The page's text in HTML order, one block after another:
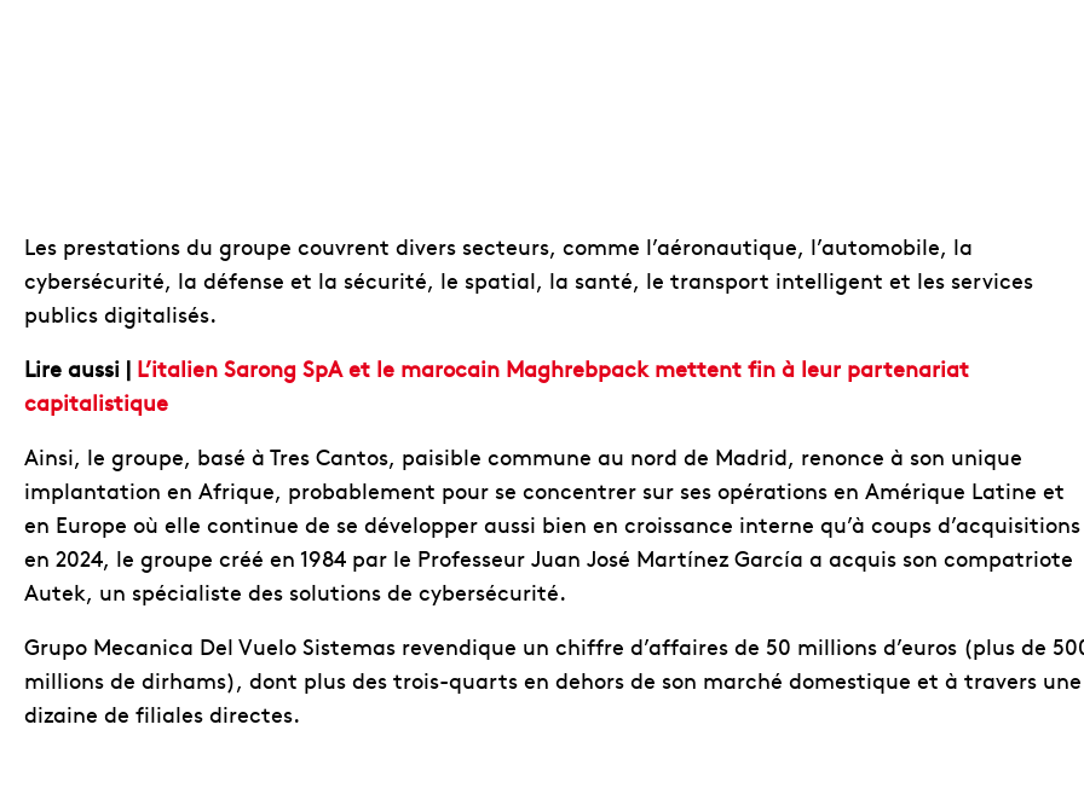
Les prestations du groupe couvrent divers secteurs, comme l’aéronautique, l’automobile, la
cybersécurité, la défense et la sécurité, le spatial, la santé, le transport intelligent et les services
publics digitalisés.
Lire aussi | L’italien Sarong SpA et le marocain Maghrebpack mettent fin à leur partenariat
capitalistique
Ainsi, le groupe, basé à Tres Cantos, paisible commune au nord de Madrid, renonce à son unique
implantation en Afrique, probablement pour se concentrer sur ses opérations en Amérique Latine et
en Europe où elle continue de se développer aussi bien en croissance interne qu’à coups
en 2024, le groupe créé en 1984 par le Professeur Juan José Martínez García a acquis son compatriote
Autek, un spécialiste des solutions de cybersécurité.
Grupo Mecanica Del Vuelo Sistemas revendique un chiffre d’affaires de 50 millions d’euros (plus de
millions de dirhams), dont plus des trois-quarts en dehors de son marché domestique et à travers une
dizaine de filiales directes.